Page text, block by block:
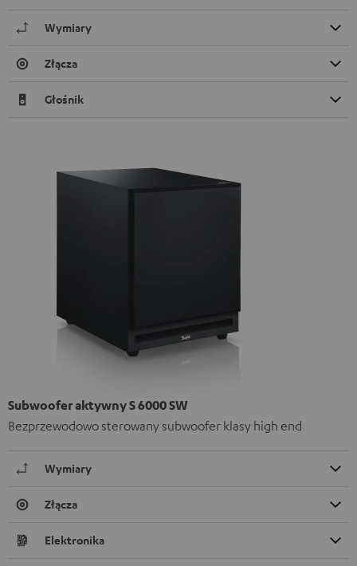
Wymiary
Złącza
Głośnik
Subwoofer aktywny S 6000 SW
Bezprzewodowo sterowany subwoofer klasy high end
Wymiary
Złącza
Elektronika